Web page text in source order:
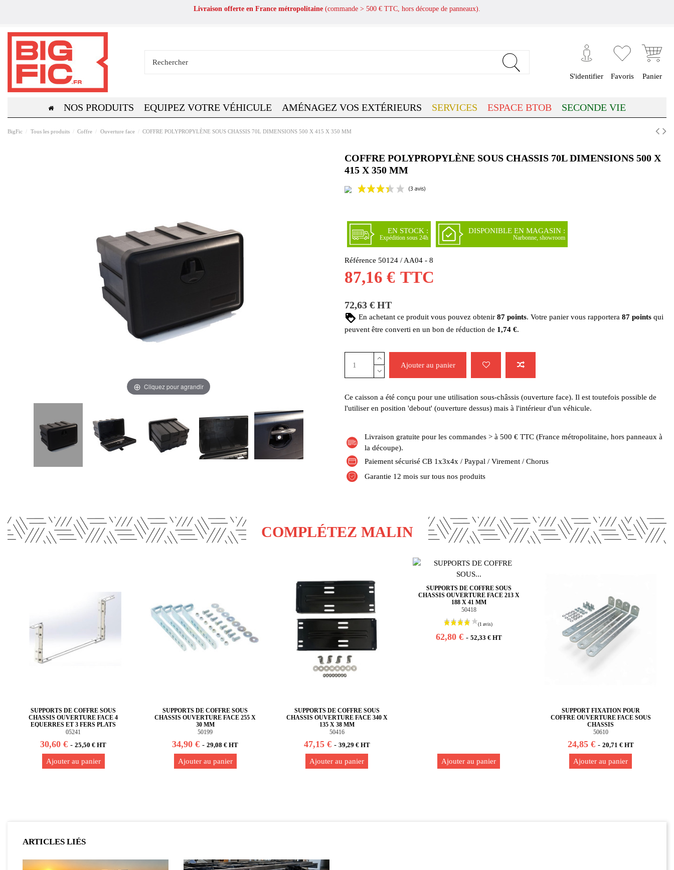
Livraison offerte en France métropolitaine (commande > 500 € TTC, hors découpe de panneaux).
S'identifier Favoris Panier
NOS PRODUITS EQUIPEZ VOTRE VÉHICULE AMÉNAGEZ VOS EXTÉRIEURS SERVICES ESPACE BTOB SECONDE VIE
BigFic Tous les produits Coffre Ouverture face COFFRE POLYPROPYLÈNE SOUS CHASSIS 70L DIMENSIONS 500 X 415 X 350 MM
Cliquez pour agrandir
COFFRE POLYPROPYLÈNE SOUS CHASSIS 70L DIMENSIONS 500 X
415 X 350 MM
(3 avis)
EN STOCK :
Expédition sous 24h
DISPONIBLE EN MAGASIN :
Narbonne, showroom
Référence 50124 / AA04 - 8
87,16 € TTC
72,63 € HT
En achetant ce produit vous pouvez obtenir 87 points. Votre panier vous rapportera 87 points qui
peuvent être converti en un bon de réduction de 1,74 €.
Ajouter au panier
Ce caisson a été conçu pour une utilisation sous-châssis (ouverture face). Il est toutefois possible de
l'utiliser en position 'debout' (ouverture dessus) mais à l'intérieur d'un véhicule.
Livraison gratuite pour les commandes > à 500 € TTC (France métropolitaine, hors panneaux à
la découpe).
Paiement sécurisé CB 1x3x4x / Paypal / Virement / Chorus
Garantie 12 mois sur tous nos produits
COMPLÉTEZ MALIN
SUPPORTS DE COFFRE SOUS
CHASSIS OUVERTURE FACE 4
EQUERRES ET 3 FERS PLATS
LONGUE
05241
30,60 €-25,50 € HT
Ajouter au panier
SUPPORTS DE COFFRE SOUS
CHASSIS OUVERTURE FACE 255 X
30 MM
50199
34,90 €-29,08 € HT
Ajouter au panier
SUPPORTS DE COFFRE SOUS
CHASSIS OUVERTURE FACE 340 X
135 X 38 MM
50416
47,15 € - 39,29 € HT
Ajouter au panier
SUPPORTS DE COFFRE SOUS
CHASSIS OUVERTURE FACE 213 X
188 X 41 MM
50418
62,80 € - 52,33 € HT
Ajouter au panier
SUPPORT FIXATION POUR
COFFRE OUVERTURE FACE SOUS
CHASSIS
50610
24,85 € - 20,71 € HT
Ajouter au panier
ARTICLES LIÉS